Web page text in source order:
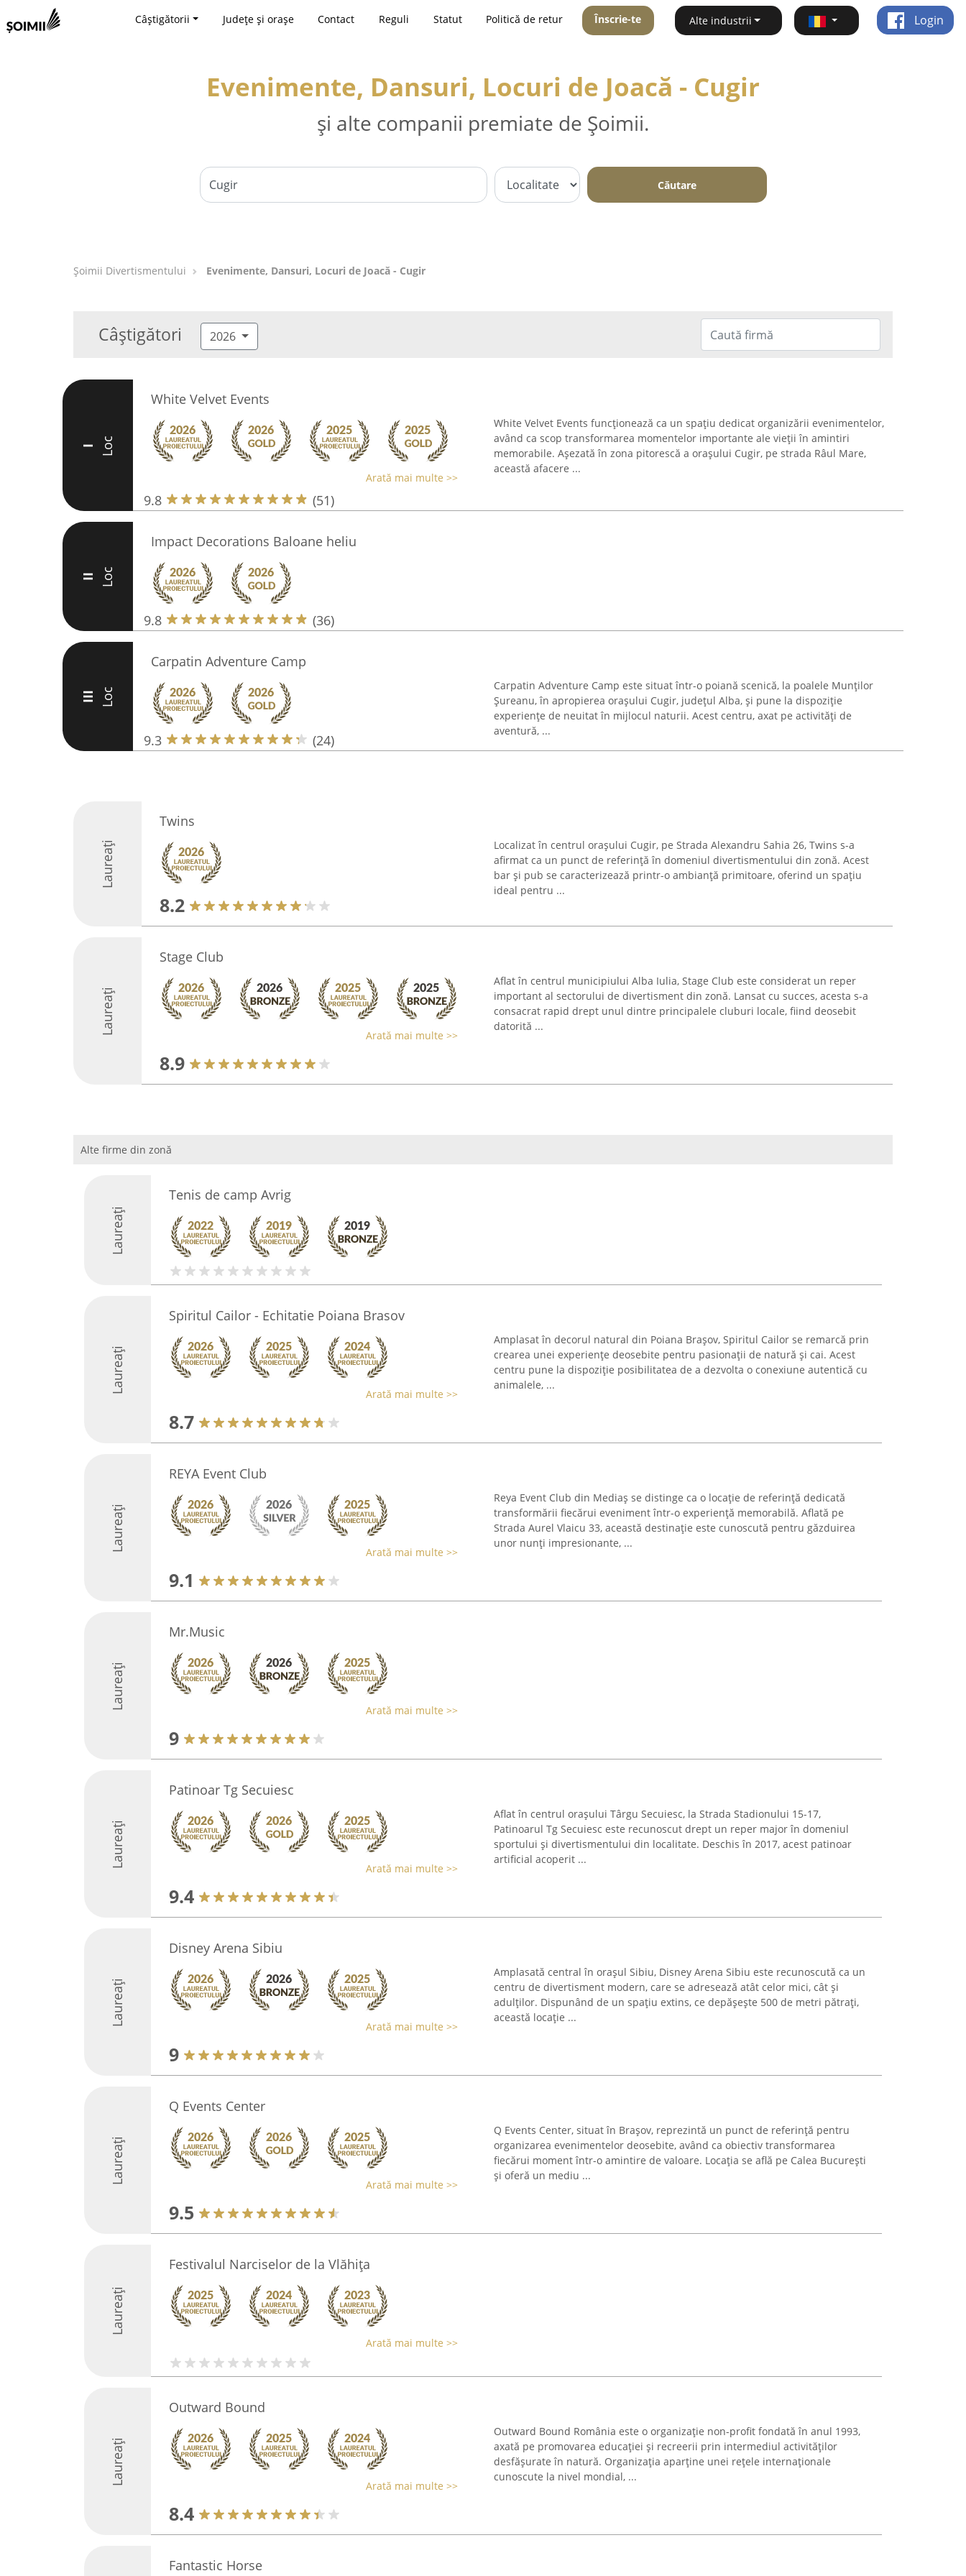
Câștigătorii Județe și orașe Contact Reguli Statut Politică de retur Înscrie-te Alte industrii Login
Evenimente, Dansuri, Locuri de Joacă - Cugir
și alte companii premiate de Șoimii.
Căutare
Şoimii Divertismentului Evenimente, Dansuri, Locuri de Joacă - Cugir
Câștigători 2026
I Loc
White Velvet Events
Arată mai multe >>
9.8 (51)
White Velvet Events funcționează ca un spațiu dedicat organizării evenimentelor,
având ca scop transformarea momentelor importante ale vieții în amintiri
memorabile. Așezată în zona pitorescă a orașului Cugir, pe strada Râul Mare,
această afacere ...
II Loc
Impact Decorations Baloane heliu
9.8 (36)
III Loc
Carpatin Adventure Camp
9.3 (24)
Carpatin Adventure Camp este situat într-o poiană scenică, la poalele Munților
Șureanu, în apropierea orașului Cugir, județul Alba, și pune la dispoziție
experiențe de neuitat în mijlocul naturii. Acest centru, axat pe activități de
aventură, ...
Laureați
Twins
8.2
Localizat în centrul orașului Cugir, pe Strada Alexandru Sahia 26, Twins s-a
afirmat ca un punct de referință în domeniul divertismentului din zonă. Acest
bar și pub se caracterizează printr-o ambianță primitoare, oferind un spațiu
ideal pentru ...
Laureați
Stage Club
Arată mai multe >>
8.9
Aflat în centrul municipiului Alba Iulia, Stage Club este considerat un reper
important al sectorului de divertisment din zonă. Lansat cu succes, acesta s-a
consacrat rapid drept unul dintre principalele cluburi locale, fiind deosebit
datorită ...
Alte firme din zonă
Laureați
Tenis de camp Avrig
Laureați
Spiritul Cailor - Echitatie Poiana Brasov
Arată mai multe >>
8.7
Amplasat în decorul natural din Poiana Brașov, Spiritul Cailor se remarcă prin
crearea unei experiențe deosebite pentru pasionații de natură și cai. Acest
centru pune la dispoziție posibilitatea de a dezvolta o conexiune autentică cu
animalele, ...
Laureați
REYA Event Club
Arată mai multe >>
9.1
Reya Event Club din Mediaș se distinge ca o locație de referință dedicată
transformării fiecărui eveniment într-o experiență memorabilă. Aflată pe
Strada Aurel Vlaicu 33, această destinație este cunoscută pentru găzduirea
unor nunți impresionante, ...
Laureați
Mr.Music
Arată mai multe >>
9
Laureați
Patinoar Tg Secuiesc
Arată mai multe >>
9.4
Aflat în centrul orașului Târgu Secuiesc, la Strada Stadionului 15-17,
Patinoarul Tg Secuiesc este recunoscut drept un reper major în domeniul
sportului și divertismentului din localitate. Deschis în 2017, acest patinoar
artificial acoperit ...
Laureați
Disney Arena Sibiu
Arată mai multe >>
9
Amplasată central în orașul Sibiu, Disney Arena Sibiu este recunoscută ca un
centru de divertisment modern, care se adresează atât celor mici, cât și
adulților. Dispunând de un spațiu extins, ce depășește 500 de metri pătrați,
această locație ...
Laureați
Q Events Center
Arată mai multe >>
9.5
Q Events Center, situat în Brașov, reprezintă un punct de referință pentru
organizarea evenimentelor deosebite, având ca obiectiv transformarea
fiecărui moment într-o amintire de valoare. Locația se află pe Calea București
și oferă un mediu ...
Laureați
Festivalul Narciselor de la Vlăhița
Arată mai multe >>
Laureați
Outward Bound
Arată mai multe >>
8.4
Outward Bound România este o organizație non-profit fondată în anul 1993,
axată pe promovarea educației și recreerii prin intermediul activităților
desfășurate în natură. Organizația aparține unei rețele internaționale
cunoscute la nivel mondial, ...
Fantastic Horse